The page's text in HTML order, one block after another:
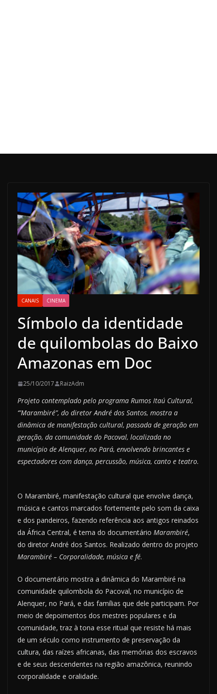
CANAIS CINEMA
Símbolo da identidade
de quilombolas do Baixo
Amazonas em Doc
25/10/2017 RaizAdm
Projeto contemplado pelo programa Rumos Itaú Cultural,
‘”Marambiré”, do diretor André dos Santos, mostra a
dinâmica de manifestação cultural, passada de geração em
geração, da comunidade do Pacoval, localizada no
município de Alenquer, no Pará, envolvendo brincantes e
espectadores com dança, percussão, música, canto e teatro.
O Marambiré, manifestação cultural que envolve dança,
música e cantos marcados fortemente pelo som da caixa
e dos pandeiros, fazendo referência aos antigos reinados
da África Central, é tema do documentário Marambiré,
do diretor André dos Santos. Realizado dentro do projeto
Marambiré – Corporalidade, música e fé.
O documentário mostra a dinâmica do Marambiré na
comu­nidade quilombola do Pacoval, no município de
Alenquer, no Pará, e das famílias que dele participam. Por
meio de depoimentos dos mestres populares e da
comunidade, traz à tona esse ritual que resiste há mais
de um século como instrumento de preservação da
cultura, das raízes africanas, das memórias dos escravos
e de seus descendentes na região amazônica, reunindo
corporalidade e oralidade.